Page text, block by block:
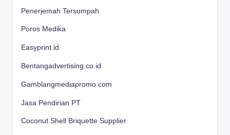
Penerjemah Tersumpah
Poros Medika
Easyprint.id
Bentangadvertising.co.id
Gamblangmediapromo.com
Jasa Pendirian PT
Coconut Shell Briquette Supplier